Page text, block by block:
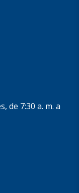
de 7:30 a. m. a